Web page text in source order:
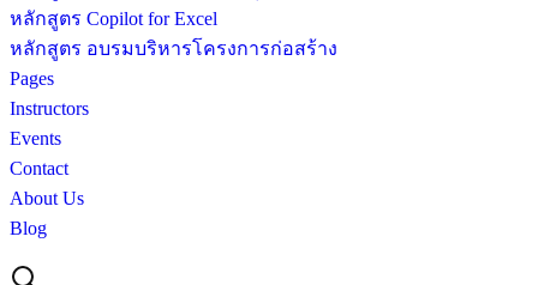
หลักสูตร Copilot for Excel
หลักสูตร อบรมบริหารโครงการก่อสร้าง
Pages
Instructors
Events
Contact
About Us
Blog